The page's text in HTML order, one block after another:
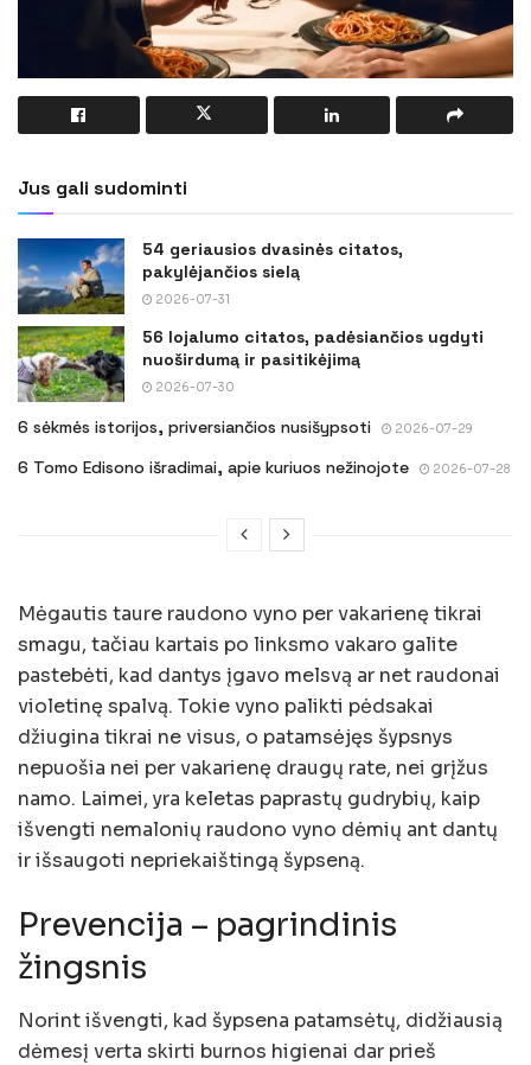
Jus gali sudominti
54 geriausios dvasinės citatos,
pakylėjančios sielą
2026-07-31
56 lojalumo citatos, padėsiančios ugdyti
nuoširdumą ir pasitikėjimą
2026-07-30
6 sėkmės istorijos, priversiančios nusišypsoti 2026-07-29
6 Tomo Edisono išradimai, apie kuriuos nežinojote 2026-07-28
Mėgautis taure raudono vyno per vakarienę tikrai
smagu, tačiau kartais po linksmo vakaro galite
pastebėti, kad dantys įgavo melsvą ar net raudonai
violetinę spalvą. Tokie vyno palikti pėdsakai
džiugina tikrai ne visus, o patamsėjęs šypsnys
nepuošia nei per vakarienę draugų rate, nei grįžus
namo. Laimei, yra keletas paprastų gudrybių, kaip
išvengti nemalonių raudono vyno dėmių ant dantų
ir išsaugoti nepriekaištingą šypseną.
Prevencija – pagrindinis
žingsnis
Norint išvengti, kad šypsena patamsėtų, didžiausią
dėmesį verta skirti burnos higienai dar prieš